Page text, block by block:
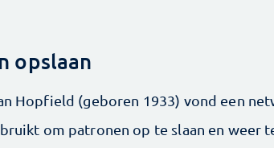
opslaan
Hopfield (geboren 1933) vond een
om patronen op te slaan en weer